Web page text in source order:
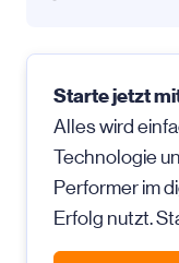
Starte jetzt
Alles wird
Technologie
Performer im
Erfolg nutzt.